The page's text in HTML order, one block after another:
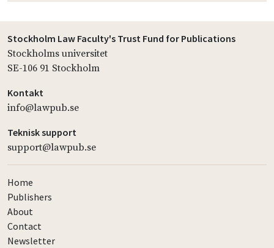
Stockholm Law Faculty's Trust Fund for Publications
Stockholms universitet
SE-106 91 Stockholm
Kontakt
info@lawpub.se
Teknisk support
support@lawpub.se
Home
Publishers
About
Contact
Newsletter